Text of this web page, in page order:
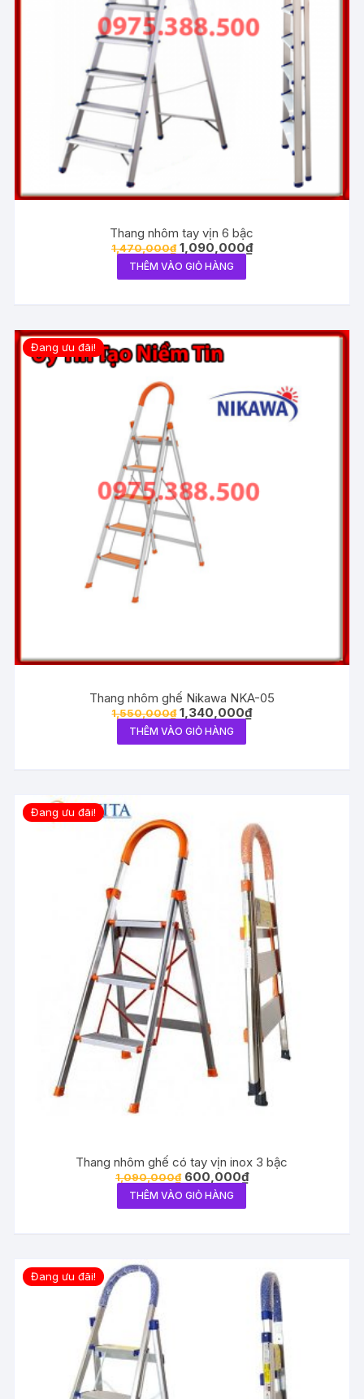
Thang nhôm tay vịn 6 bậc
1,470,000₫ 1,090,000₫
THÊM VÀO GIỎ HÀNG
Đang ưu đãi!
Thang nhôm ghế Nikawa NKA-05
1,550,000₫ 1,340,000₫
THÊM VÀO GIỎ HÀNG
Đang ưu đãi!
Thang nhôm ghế có tay vịn inox 3 bậc
1,090,000₫ 600,000₫
THÊM VÀO GIỎ HÀNG
Đang ưu đãi!